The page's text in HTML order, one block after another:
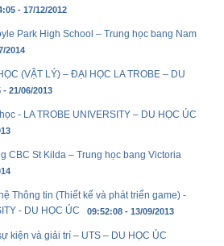
- 17/12/2012
Park High School – Trung học bang Nam
2014
(VẬT LÝ) – ĐẠI HỌC LA TROBE – DU
- 21/06/2013
- LA TROBE UNIVERSITY – DU HỌC ÚC
CBC St Kilda – Trung học bang Victoria
Thông tin (Thiết kế và phát triển game) -
- DU HỌC ÚC 09:52:08 - 13/09/2013
kiện và giải trí – UTS – DU HỌC ÚC